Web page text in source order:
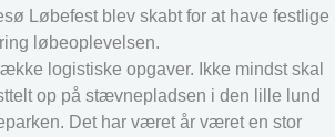
Løbefest blev skabt for at have festlige
løbeoplevelsen.
logistiske opgaver. Ikke mindst skal
op på stævnepladsen i den lille lund
Det har været år været en stor